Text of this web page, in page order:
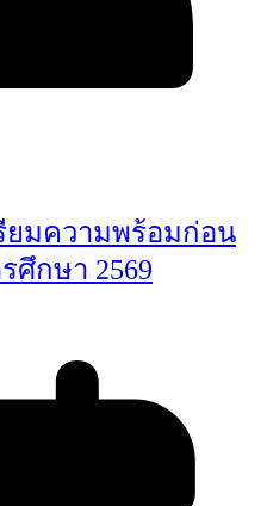
ยมความพร้อมก่อน
ศึกษา 2569